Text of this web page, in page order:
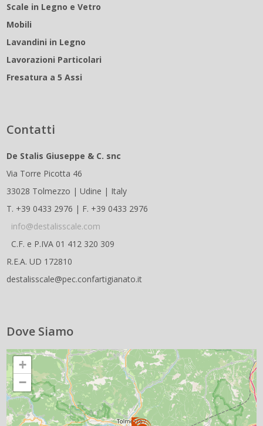
Scale in Legno e Vetro
Mobili
Lavandini in Legno
Lavorazioni Particolari
Fresatura a 5 Assi
Contatti
De Stalis Giuseppe & C. snc
Via Torre Picotta 46
33028 Tolmezzo | Udine | Italy
T. +39 0433 2976 | F. +39 0433 2976
info@destalisscale.com
C.F. e P.IVA 01 412 320 309
R.E.A. UD 172810
destalisscale@pec.confartigianato.it
Dove Siamo
+
−